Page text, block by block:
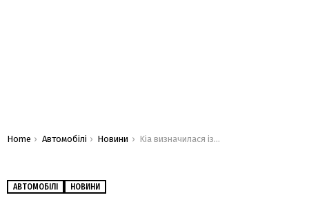
You are here:
Home Автомобілі Новини Kia визначилася із цінником кросовера EV6: перша електрична модель марки коштуватиме мінімум $40 900
АВТОМОБІЛІ НОВИНИ